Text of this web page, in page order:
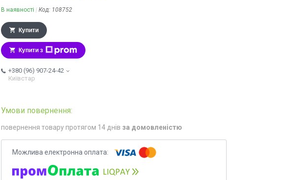
В наявності Код: 108752
Купити
Купити з
+380 (96) 907-24-42
Київстар
повернення товару протягом 14 днів за домовленістю